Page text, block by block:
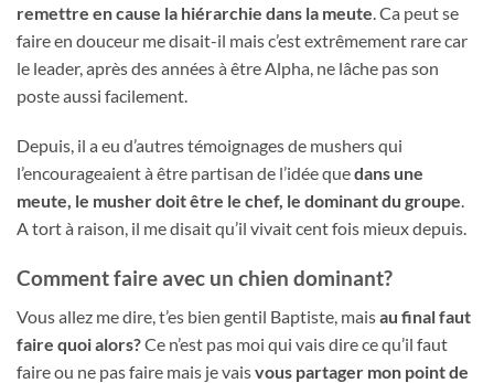
remettre en cause la hiérarchie dans la meute . Ca peut se
faire en douceur me disait-il mais c’est extrêmement rare car
le leader, après des années à être Alpha, ne lâche pas son
poste aussi facilement.
Depuis, il a eu d’autres témoignages de mushers qui
l’encourageaient à être partisan de l’idée quedans une
meute, le musher doit être le chef, le dominant du groupe.
A tort à raison, il me disait qu’il vivait cent fois mieux depuis.
Comment faire avec un chien dominant?
Vous allez me dire, t’es bien gentil Baptiste, maisau final faut
faire quoi alors?Ce n’est pas moi qui vais dire ce qu’il faut
faire ou ne pas faire mais je vaisvous partager mon point de